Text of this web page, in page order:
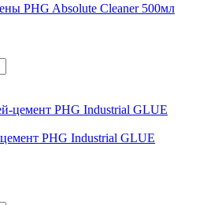
PHG Absolute Cleaner 500мл
PHG Industrial GLUE